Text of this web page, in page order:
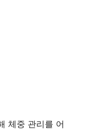
체중 관리를 어